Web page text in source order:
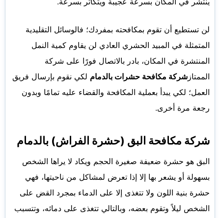
لن تستطيع أن تقوم بمكافحته بمفردك؛ فالوسائل التقليدية
المتمثلة في المبيد الحشري العادي لن يقاوم كمية النمل
المنتشرة في المكان، بادر بالاتصال فورًا على شركة
الممتاز شركة مكافحة حشرات بالدمام لكي نقوم بإرسال فريق
العمل؛ لكي يبدأ بعملية المكافحة والقضاء عليه تمامًا وبدون
رجعة مرة أخرى.
شركة مكافحة البق (حشرة الفراش) بالدمام
البق هو حشرة ضعيفة صغيرة الحجم ويكاد لا يراها الشخص
بسهولة أو يشعر بها إلا إذا تعرض لمشاكل من ناحيتها، فهي
حشرة بنية اللون ولا تتغذى إلا على الدماء بمجرد القض على
الشخص ليلاً وتقوم بعضه، وبالتالي تتغذى على دمائه، وتتسبب